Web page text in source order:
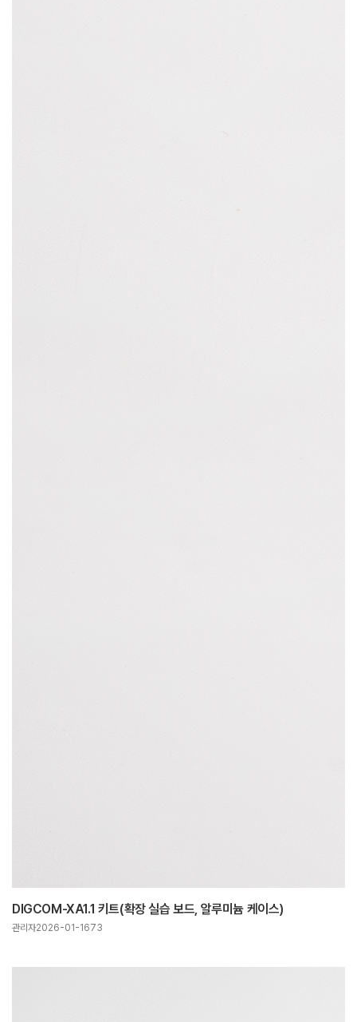
DIGCOM-XA1.1 키트(확장 실습 보드, 알루미늄 케이스)
관리자2026-01-1673